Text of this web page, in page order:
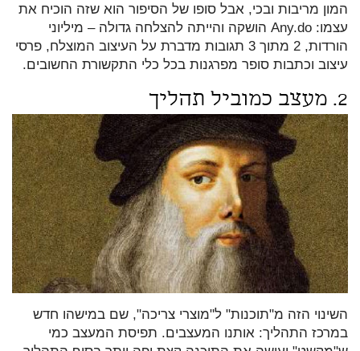
המון מריבות ובכי, אבל סופו של הסיפור הוא שזה הוכיח את
עצמו: Any.do הושקה והייתה להצלחה גדולה – מיליוני
הורדות, 2 מתוך 3 תגובות מדברת על העיצוב המוצלח, פרסי
עיצוב וכתבות סופר מפרגנות בכל כלי התקשורת החשובים.
2. מעצב כמוביל תהליך
השינוי הזה מ"תוכנות" ל"מוצרי צריכה", שם במישהו חדש
במרכז התהליך: אותנו המעצבים. תפיסת המעצב כמי